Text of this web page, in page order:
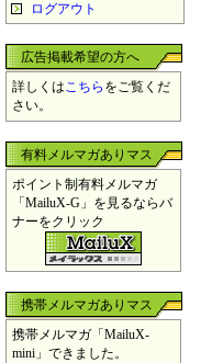
ログアウト
広告掲載希望の方へ
詳しくはこちら をご覧くだ
さい。
有料メルマガありマス
ポイント制有料メルマガ
「MailuX-G」を見るならバ
ナーをクリック
携帯メルマガありマス
携帯メルマガ「MailuX-
mini」できました。